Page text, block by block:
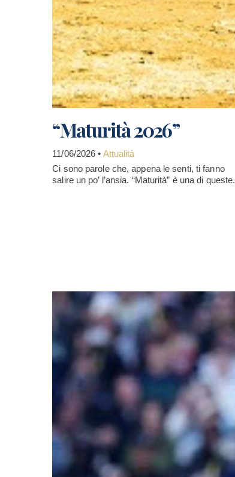
“Maturità 2026”
11/06/2026 • Attualità
Ci sono parole che, appena le senti, ti fanno
salire un po’ l’ansia. “Maturità” è una di queste.